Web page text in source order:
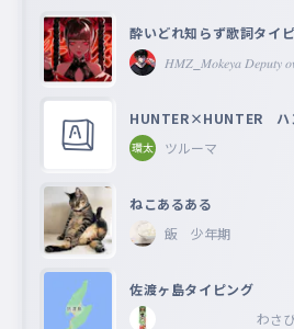
酔いどれ知らず歌詞タイピ
HUNTER×HUNTER ハ
ツルーマ
ねこあるある
飯 少年期
佐渡ヶ島タイピング
わさ